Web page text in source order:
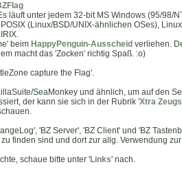
läuft unter jedem 32-bit MS Windows (95/98/
(Linux/BSD/UNIX-ähnlichen OSes),
IRIX.
beim HappyPenguin-Ausscheid verliehen.
macht das 'Zocken' richtig Spaß. :o)
capture the Flag'.
SeaMonkey und ähnlich, um auf den
der kann sie sich in der Rubrik 'Xtra
'BZ Server', 'BZ Client' und 'BZ
zu finden sind und dort zur allg. Verwendung
schaue bitte unter 'Links' nach.